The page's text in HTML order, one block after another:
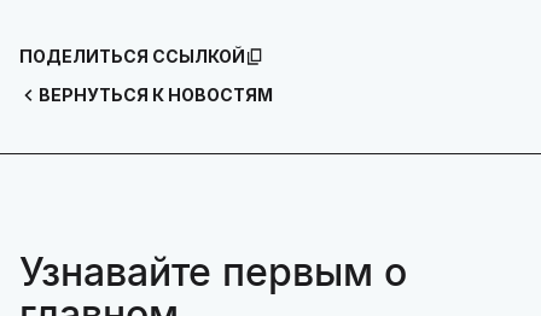
ВЕРНУТЬСЯ К НОВОСТЯМ
ПОДЕЛИТЬСЯ ССЫЛКОЙ
Узнавайте первым о